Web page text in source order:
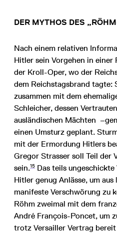
DER MYTHOS DES
Nach einem relativen
Hitler sein Vorgehen in einer
der Kroll-Oper, wo der
dem Reichstagsbrand tagte:
zusammen mit dem
Schleicher, dessen
ausländischen Mächten
einen Umsturz geplant.
mit der Ermordung Hitlers
Gregor Strasser soll Teil der
sein.15 Das teils
Hitler genug Anlässe, um
manifeste Verschwörung zu
Röhm zweimal mit dem
André François-Poncet, um
trotz Versailler Vertrag